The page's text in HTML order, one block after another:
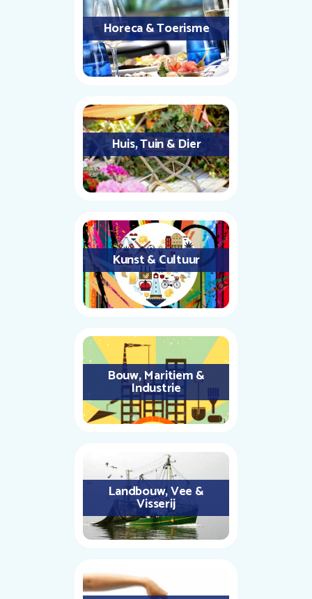
Horeca & Toerisme
Huis, Tuin & Dier
Kunst & Cultuur
Bouw, Maritiem &
Industrie
Landbouw, Vee &
Visserij